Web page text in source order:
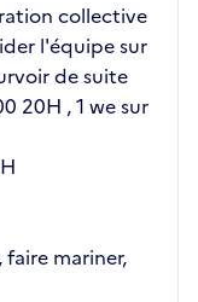
collective
l'équipe sur
de suite
20H , 1 we sur
faire mariner,